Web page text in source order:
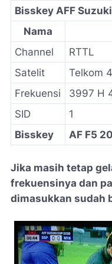
Bisskey AFF
Nama
Channel
RTTL
Satelit
Telkom 4
Frekuensi
3997 H
SID
1
Bisskey
AF F5
Jika masih tetap
frekuensinya dan
dimasukkan sudah